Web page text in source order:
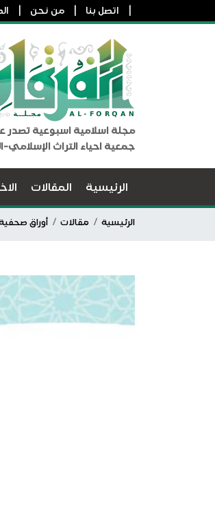
اتصل بنا من نحن
مجلة اسلامية اسبوعية تصدر
جمعية احياء التراث الإسلامي-
الرئيسية المقالات
الرئيسية مقالات أوراق